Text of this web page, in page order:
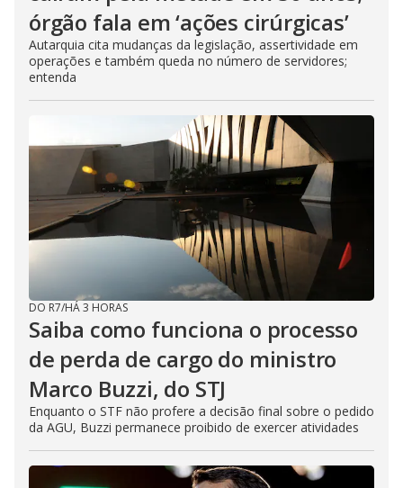
órgão fala em ‘ações cirúrgicas’
Autarquia cita mudanças da legislação, assertividade em
operações e também queda no número de servidores;
entenda
DO R7/HÁ 3 HORAS
Saiba como funciona o processo
de perda de cargo do ministro
Marco Buzzi, do STJ
Enquanto o STF não profere a decisão final sobre o pedido
da AGU, Buzzi permanece proibido de exercer atividades